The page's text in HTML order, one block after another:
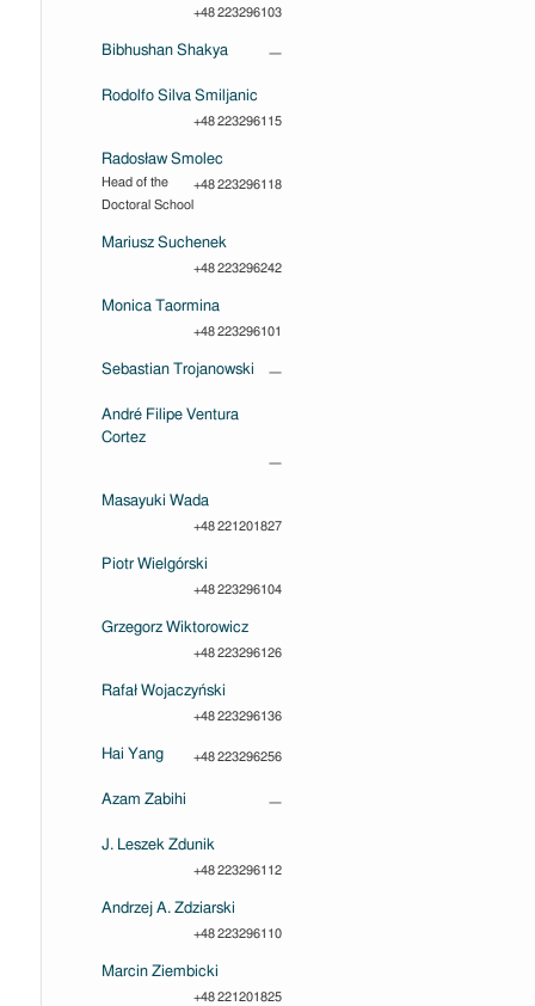
+48 223296103
Bibhushan Shakya —
Rodolfo Silva Smiljanic
+48 223296115
Radosław Smolec
+48 223296118
Head of the
Doctoral School
Mariusz Suchenek
+48 223296242
Monica Taormina
+48 223296101
Sebastian Trojanowski —
André Filipe Ventura
Cortez
—
Masayuki Wada
+48 221201827
Piotr Wielgórski
+48 223296104
Grzegorz Wiktorowicz
+48 223296126
Rafał Wojaczyński
+48 223296136
Hai Yang +48 223296256
Azam Zabihi —
J. Leszek Zdunik
+48 223296112
Andrzej A. Zdziarski
+48 223296110
Marcin Ziembicki
+48 221201825